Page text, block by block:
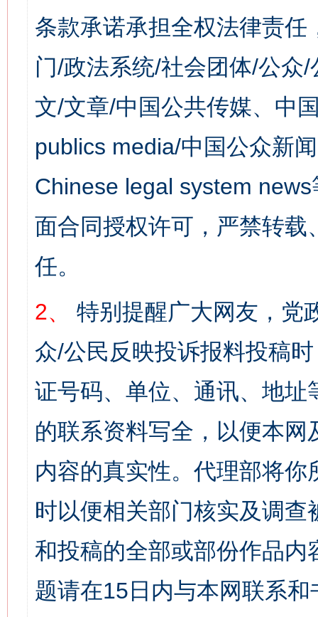
条款承诺承担全权法律责
门/政法系统/社会团体/公众
文/文章/中国公共传媒、中
publics media/中国公众新
Chinese legal system
面合同授权许可，严禁转
任。
2、
特别提醒广大网友，党
众/公民反映投诉报料投稿
证号码、单位、通讯、地
的联系资料写全，以便本
内容的真实性。代理部将
时以便相关部门核实及调
和投稿的全部或部份作品
题请在15日内与本网联系